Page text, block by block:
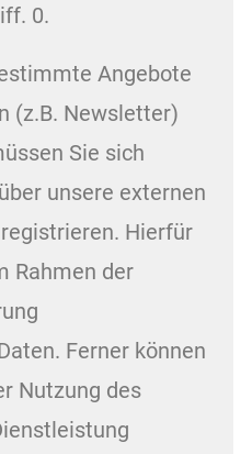
0.
Angebote
(z.B. Newsletter)
Sie sich
unsere externen
Hierfür
Rahmen der
Ferner können
Nutzung des